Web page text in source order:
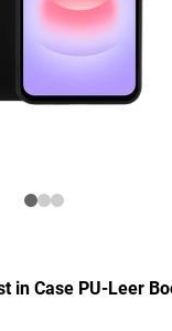
in Case PU-Leer